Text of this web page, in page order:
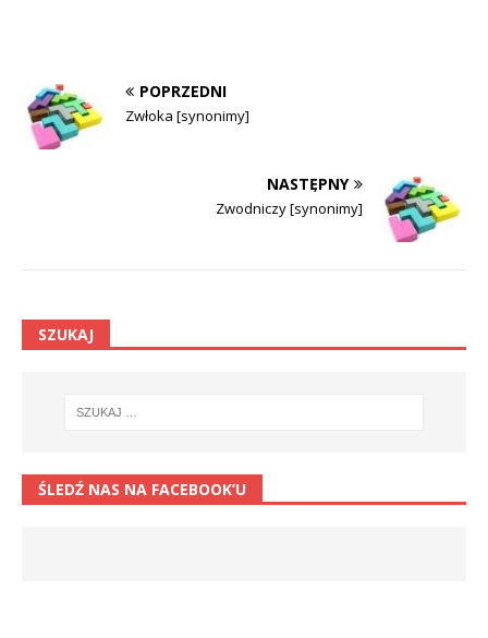
POPRZEDNI
Zwłoka [synonimy]
NASTĘPNY
Zwodniczy [synonimy]
SZUKAJ
ŚLEDŹ NAS NA FACEBOOK’U